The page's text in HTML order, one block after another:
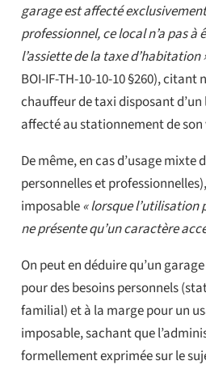
garage est affecté
professionnel, ce local n’a pas à
l’assiette de la taxe d’habitation
BOI-IF-TH-10-10-10 §260),
chauffeur de taxi disposant
affecté au stationnement de
De même, en cas d’usage mixte
personnelles et
imposable« lorsque l’utilisation
ne présente qu’un caractère
On peut en déduire qu’un
pour des besoins personnels
familial) et à la marge pour un
imposable, sachant que
formellement exprimée sur le